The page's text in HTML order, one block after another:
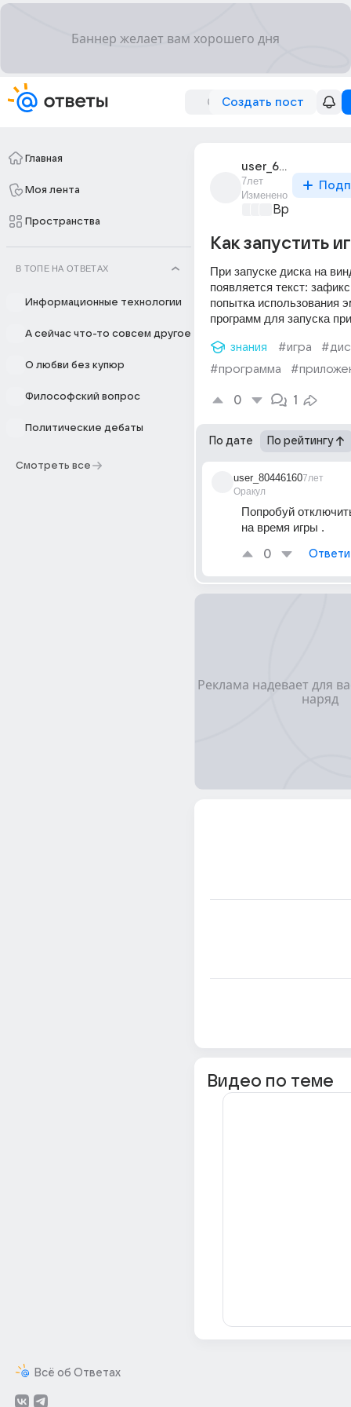
Создать пост
Главная
Моя лента
Пространства
В ТОПЕ НА ОТВЕТАХ
Информационные технологии
А сейчас что-то совсем другое
О любви без купюр
Философский вопрос
Политические дебаты
Смотреть все
Всё об Ответах
user_68135080
7лет
Изменено
Время игр
Как запустить
При запуске диска на
появляется текст:
попытка использования
программ для запуска
знания #игра
#программа
0 1
По дате По рейтингу
user_80446160
Оракул
7лет
Попробуй
на время игры .
0
Видео по теме